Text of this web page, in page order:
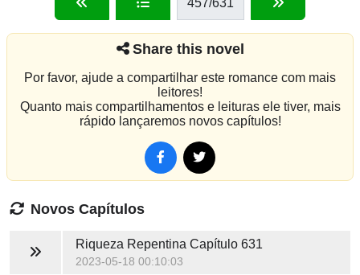
457/631
Share this novel
Por favor, ajude a compartilhar este romance com mais
leitores!
Quanto mais compartilhamentos e leituras ele tiver, mais
rápido lançaremos novos capítulos!
Novos Capítulos
Riqueza Repentina Capítulo 631
2023-05-18 00:10:03